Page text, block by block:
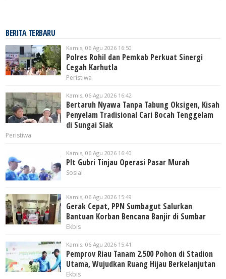
BERITA TERBARU
Kamis, 06 Agu 2026 16:50
Polres Rohil dan Pemkab Perkuat Sinergi
Cegah Karhutla
Peristiwa
Kamis, 06 Agu 2026 16:42
Bertaruh Nyawa Tanpa Tabung Oksigen, Kisah
Penyelam Tradisional Cari Bocah Tenggelam
di Sungai Siak
Peristiwa
Kamis, 06 Agu 2026 16:40
Plt Gubri Tinjau Operasi Pasar Murah
Sosial
Kamis, 06 Agu 2026 15:49
Gerak Cepat, PPN Sumbagut Salurkan
Bantuan Korban Bencana Banjir di Sumbar
Ekbis
Kamis, 06 Agu 2026 15:41
Pemprov Riau Tanam 2.500 Pohon di Stadion
Utama, Wujudkan Ruang Hijau Berkelanjutan
Ekbis